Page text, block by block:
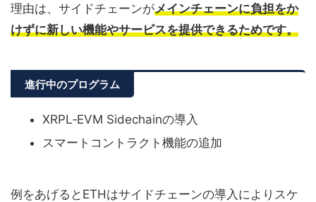
理由は、サイドチェーンがメインチェーンに負担をか
けずに新しい機能やサービスを提供できるためです。
進行中のプログラム
XRPL‐EVM Sidechainの導入
スマートコントラクト機能の追加
例をあげるとETHはサイドチェーンの導入によりスケ